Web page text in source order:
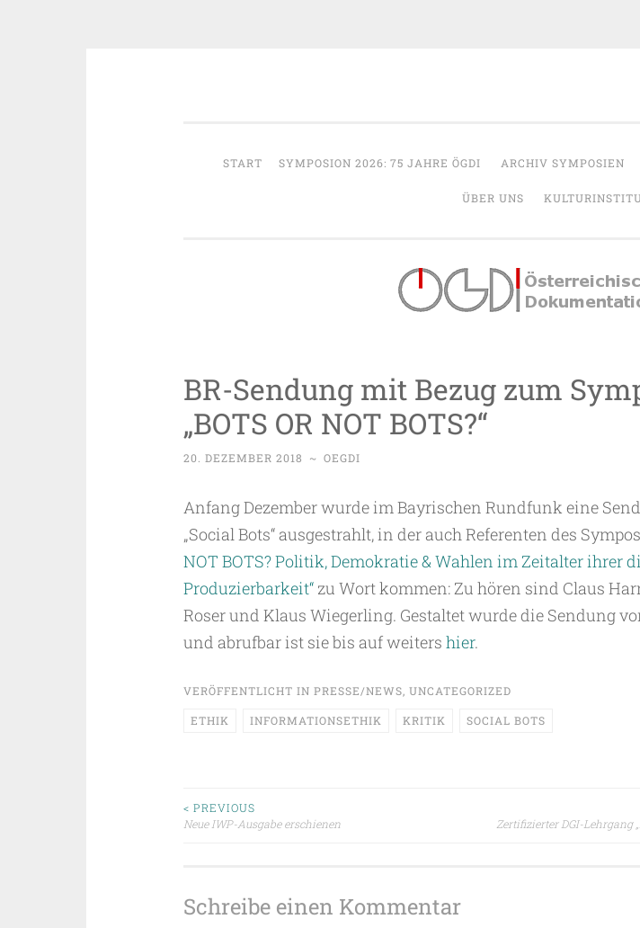
springenSTART SYMPOSION 2026: 75 JAHRE ÖGDI ARCHIV SYMPOSIEN
ÜBER UNS
BR-Sendung mit Bezug zum
„BOTS OR NOT BOTS?“
20. DEZEMBER 2018 ~ OEGDI
Anfang Dezember wurde im Bayrischen Rundfunk eine
„Social Bots“ ausgestrahlt, in der auch Referenten des
NOT BOTS? Politik, Demokratie & Wahlen im Zeitalter ihrer
Produzierbarkeit“zu Wort kommen: Zu hören sind Claus
Roser und Klaus Wiegerling. Gestaltet wurde die Sendung
und abrufbar ist sie bis auf weiters hier.
VERÖFFENTLICHT IN PRESSE/NEWS, UNCATEGORIZED
ETHIK INFORMATIONSETHIK KRITIK SOCIAL BOTS
Beitragsnavigation
< PREVIOUS
Neue IWP-Ausgabe erschienen
Zertifizierter DGI-
Schreibe einen Kommentar